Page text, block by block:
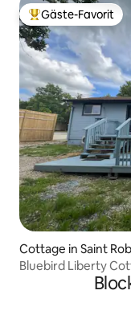
Beliebter Gäste-
Gäste-Favorit
Cottage in Saint
Bluebird Liberty